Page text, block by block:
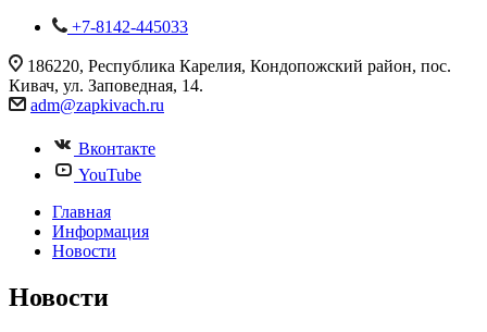
+7-8142-445033
186220, Республика Карелия, Кондопожский район, пос.
Кивач, ул. Заповедная, 14.
adm@zapkivach.ru
Вконтакте
YouTube
Главная
Информация
Новости
Новости